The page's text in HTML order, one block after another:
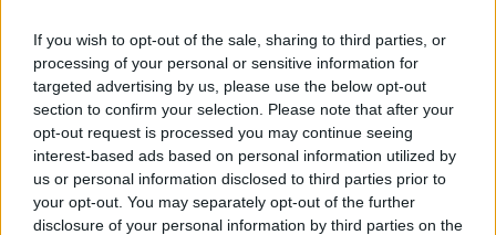
If you wish to opt-out of the sale, sharing to third parties, or
processing of your personal or sensitive information for
targeted advertising by us, please use the below opt-out
section to confirm your selection. Please note that after your
opt-out request is processed you may continue seeing
interest-based ads based on personal information utilized by
us or personal information disclosed to third parties prior to
your opt-out. You may separately opt-out of the further
disclosure of your personal information by third parties on the
Privileged Access Management
Η Orthology ανακοινώνει στρατηγική
συνεργασία με τη Nagomi Security
ΕΓΓΡΑΦΗ ΣΤΟ NEWSLETTER